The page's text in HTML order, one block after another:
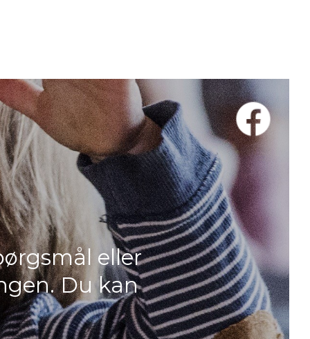
eller
Du kan